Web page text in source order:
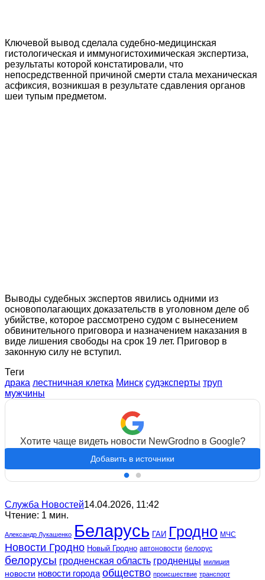
Ключевой вывод сделала судебно-медицинская
гистологическая и иммуногистохимическая экспертиза,
результаты которой констатировали, что
непосредственной причиной смерти стала механическая
асфиксия, возникшая в результате сдавления органов
шеи тупым предметом.
Выводы судебных экспертов явились одними из
основополагающих доказательств в уголовном деле об
убийстве, которое рассмотрено судом с вынесением
обвинительного приговора и назначением наказания в
виде лишения свободы на срок 19 лет. Приговор в
законную силу не вступил.
Теги
драка лестничная клетка Минск судэксперты труп
мужчины
Хотите чаще видеть новости NewGrodno в Google?
Добавить в источники
Служба Новостей14.04.2026, 11:42
Чтение: 1 мин.
Александр Лукашенко Беларусь ГАИ Гродно МЧС
Новости Гродно Новый Гродно автоновости белорус
белорусы гродненская область гродненцы милиция
новости новости города общество происшествие транспорт